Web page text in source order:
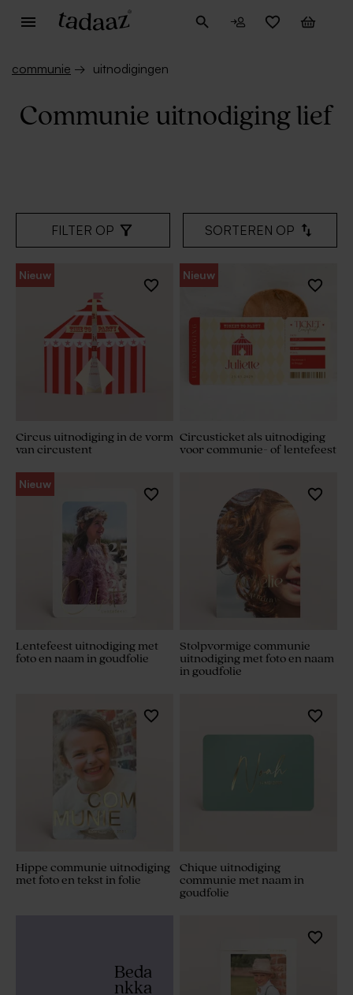
communie → uitnodigingen
Communie uitnodiging lief
FILTER OP SORTEREN OP
Beda
nkka
Nieuw
Circus uitnodiging in de vorm
van circustent
Nieuw
Circusticket als uitnodiging
voor communie- of lentefeest
Nieuw
Lentefeest uitnodiging met
foto en naam in goudfolie
Stolpvormige communie
uitnodiging met foto en naam
in goudfolie
Hippe communie uitnodiging
met foto en tekst in folie
Chique uitnodiging
communie met naam in
goudfolie